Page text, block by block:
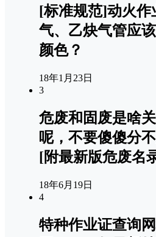
[标准规范]动火作
气、乙炔气管应
颜色？
18年1月23日
3
危废和固废是啥
呢，不要傻傻分
[附最新版危废名
18年6月19日
4
特种作业证查询